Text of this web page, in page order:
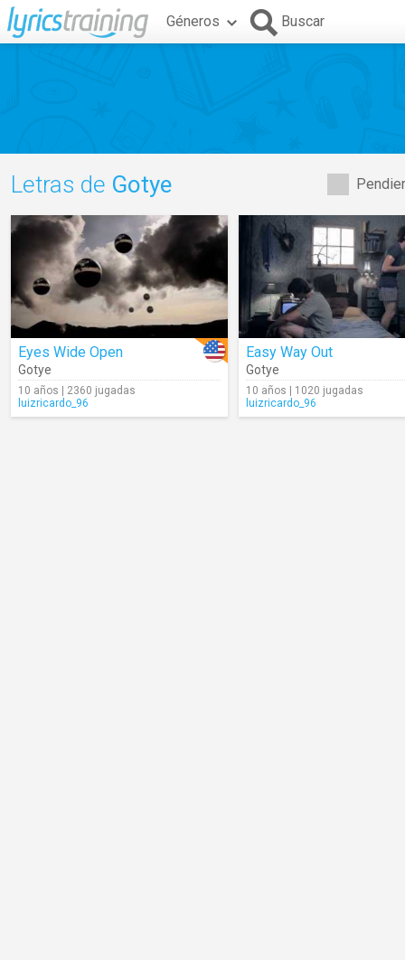
Géneros Buscar
Letras de Gotye
Eyes Wide Open
Gotye
10 años | 2360 jugadas
luizricardo_96
Easy Way Out
Gotye
10 años | 1020 jugadas
luizricardo_96